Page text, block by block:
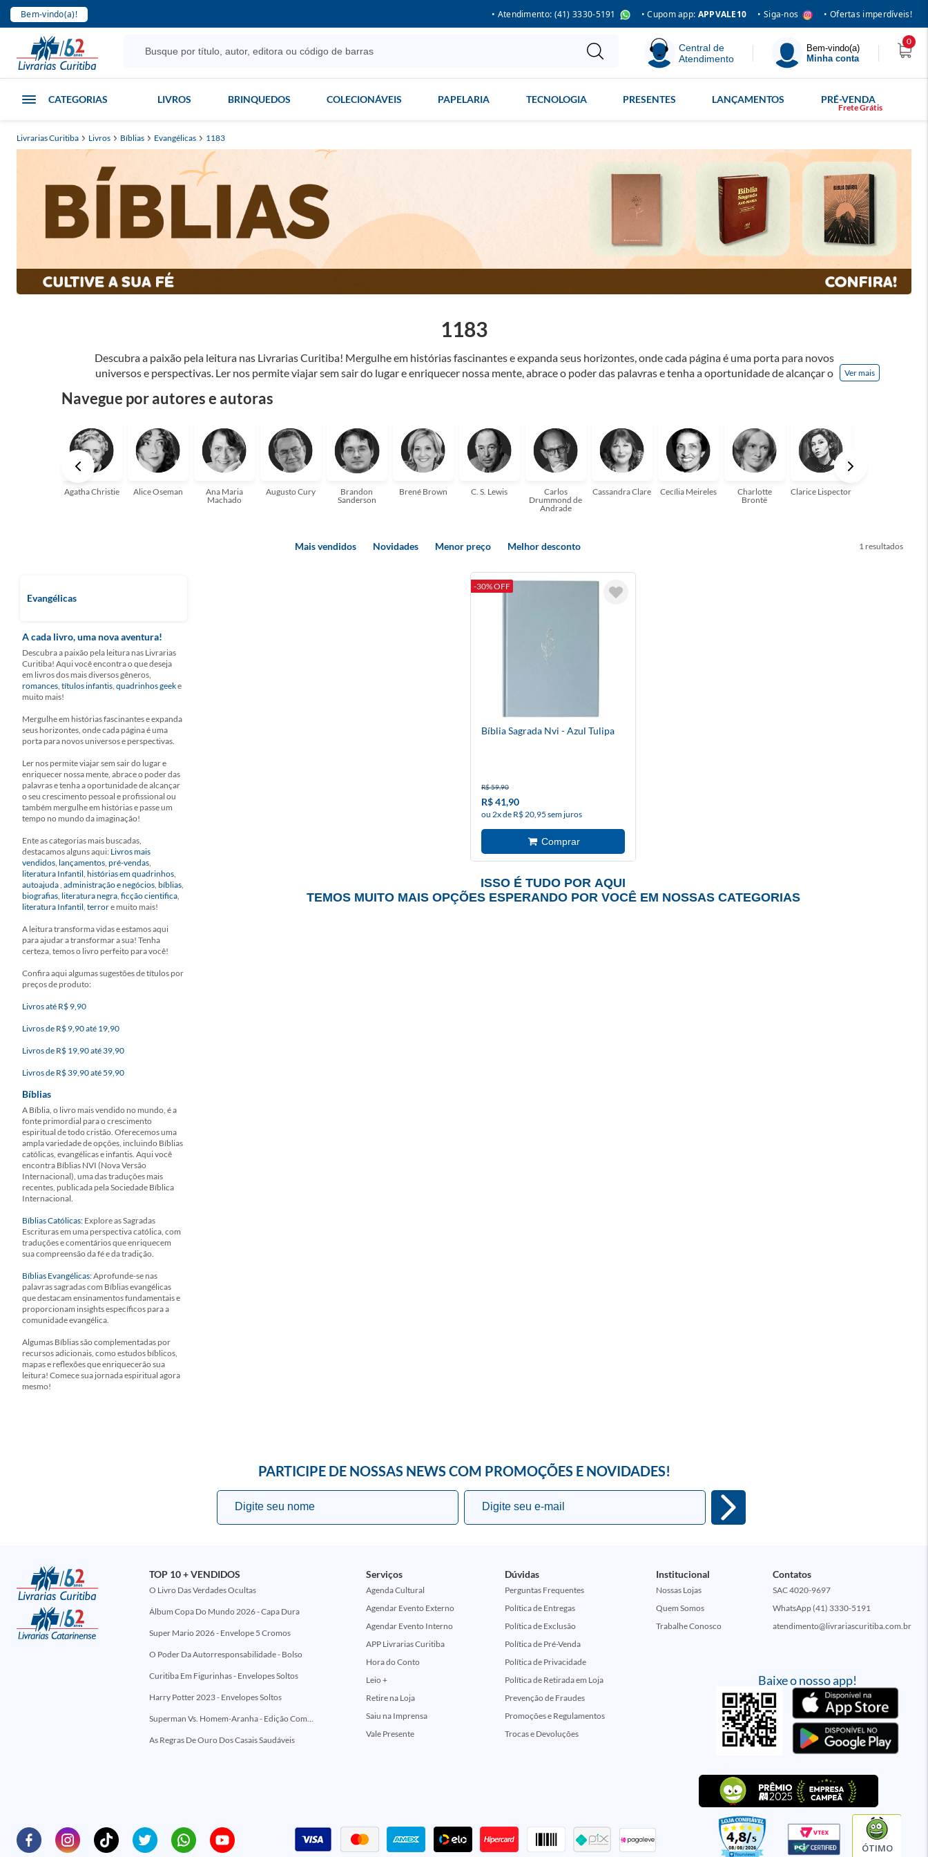
Bem-vindo(a)! • Atendimento: (41) 3330-5191 • Cupom app: APPVALE10 • Siga-nos • Ofertas imperdíveis!
Central de
Atendimento
Bem-vindo(a)
Minha conta
0
CATEGORIAS LIVROS BRINQUEDOS COLECIONÁVEIS PAPELARIA TECNOLOGIA PRESENTES LANÇAMENTOS PRÉ-VENDA
Livrarias Curitiba Livros Bíblias Evangélicas 1183
Descubra a paixão pela leitura nas Livrarias Curitiba! Mergulhe em histórias fascinantes e expanda seus horizontes, onde cada página é uma porta para novos
universos e perspectivas. Ler nos permite viajar sem sair do lugar e enriquecer nossa mente, abrace o poder das palavras e tenha a oportunidade de alcançar o
aqui para ajudar a transformar a sua! Tenha certeza, temos o livro perfeito para você!
Ver mais
1183
Navegue por autores e autoras
Agatha Christie Alice Oseman
Ana Maria
Machado
Augusto Cury
Brandon
Sanderson
Brené Brown C. S. Lewis
Carlos
Drummond de
Andrade
Cassandra Clare Cecília Meireles
Charlotte
Brontë
Clarice Lispector
Mais vendidos Novidades Menor preço Melhor desconto 1
Evangélicas
A cada livro, uma nova aventura!
Descubra a paixão pela leitura nas Livrarias
Curitiba! Aqui você encontra o que deseja
em livros dos mais diversos gêneros,
romances, títulos infantis, quadrinhos geeke
muito mais!
Mergulhe em histórias fascinantes e expanda
seus horizontes, onde cada página é uma
porta para novos universos e perspectivas.
Ler nos permite viajar sem sair do lugar e
enriquecer nossa mente, abrace o poder das
palavras e tenha a oportunidade de alcançar
o seu crescimento pessoal e profissional ou
também mergulhe em histórias e passe um
tempo no mundo da imaginação!
Ente as categorias mais buscadas,
destacamos alguns aqui: Livros mais
vendidos, lançamentos, pré-vendas,
literatura Infantil, histórias em quadrinhos,
autoajuda, administração e negócios, bíblias,
biografias, literatura negra, ficção cientifica,
literatura Infantil, terrore muito mais!
A leitura transforma vidas e estamos aqui
para ajudar a transformar a sua! Tenha
certeza, temos o livro perfeito para você!
Confira aqui algumas sugestões de títulos por
preços de produto:
Livros até R$ 9,90
Livros de R$ 9,90 até 19,90
Livros de R$ 19,90 até 39,90
Livros de R$ 39,90 até 59,90
Bíblias
A Bíblia, o livro mais vendido no mundo, é a
fonte primordial para o crescimento
espiritual de todo cristão. Oferecemos uma
ampla variedade de opções, incluindo Bíblias
católicas, evangélicas e infantis. Aqui você
encontra Bíblias NVI (Nova Versão
Internacional), uma das traduções mais
recentes, publicada pela Sociedade Bíblica
Internacional.
Bíblias Católicas: Explore as Sagradas
Escrituras em uma perspectiva católica, com
traduções e comentários que enriquecem
sua compreensão da fé e da tradição.
Bíblias Evangélicas:Aprofunde-se nas
palavras sagradas com Bíblias evangélicas
que destacam ensinamentos fundamentais e
proporcionam insights específicos para a
comunidade evangélica.
Algumas Bíblias são complementadas por
recursos adicionais, como estudos bíblicos,
mapas e reflexões que enriquecerão sua
leitura! Comece sua jornada espiritual agora
mesmo!
-30% OFF
Bíblia Sagrada Nvi - Azul Tulipa
R$ 59,90
R$ 41,90
ou 2x de R$ 20,95 sem juros
ISSO É TUDO POR AQUI
TEMOS MUITO MAIS OPÇÕES ESPERANDO POR VOCÊ EM NOSSAS CATEGORIAS
PARTICIPE DE NOSSAS NEWS COM PROMOÇÕES E NOVIDADES!
Baixe o nosso app!
TOP 10 + VENDIDOS
O Livro Das Verdades Ocultas
Álbum Copa Do Mundo 2026 - Capa Dura
Super Mario 2026 - Envelope 5 Cromos
O Poder Da Autorresponsabilidade - Bolso
Curitiba Em Figurinhas - Envelopes Soltos
Harry Potter 2023 - Envelopes Soltos
Superman Vs. Homem-Aranha - Edição Comemorativa 50 Anos (Encontros Clássicos Dc E Marvel)
As Regras De Ouro Dos Casais Saudáveis
Serviços
Agenda Cultural
Agendar Evento Externo
Agendar Evento Interno
APP Livrarias Curitiba
Hora do Conto
Leio +
Retire na Loja
Saiu na Imprensa
Vale Presente
Dúvidas
Perguntas Frequentes
Política de Entregas
Política de Exclusão
Política de Pré-Venda
Política de Privacidade
Política de Retirada em Loja
Prevenção de Fraudes
Promoções e Regulamentos
Trocas e Devoluções
Institucional
Nossas Lojas
Quem Somos
Trabalhe Conosco
Contatos
SAC 4020-9697
WhatsApp (41) 3330-5191
atendimento@livrariascuritiba.com.br
ÓTIMO